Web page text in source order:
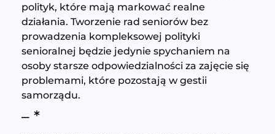
polityk, które mają markować realne
działania. Tworzenie rad seniorów bez
prowadzenia kompleksowej polityki
senioralnej będzie jedynie spychaniem na
osoby starsze odpowiedzialności za zajęcie się
problemami, które pozostają w gestii
samorządu.
– *